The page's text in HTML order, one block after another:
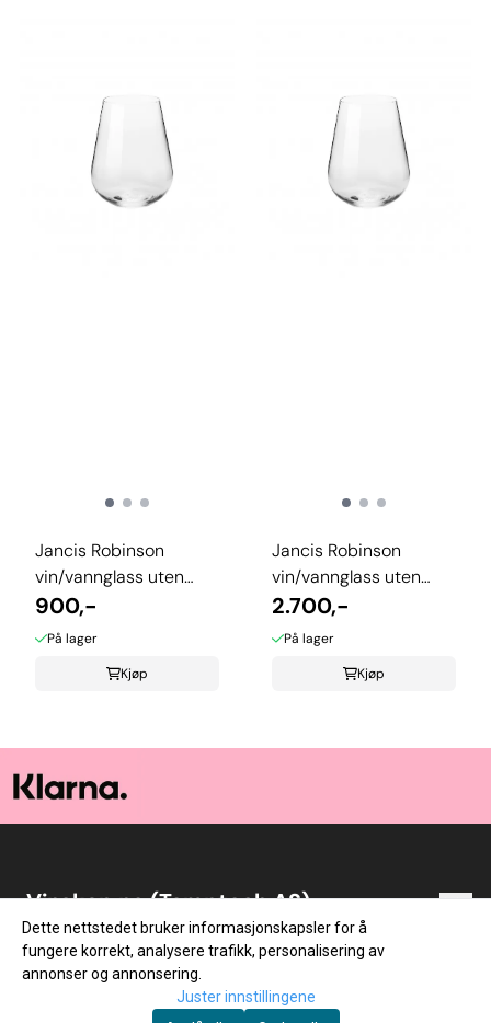
Jancis Robinson
vin/vannglass uten
stett 2-pk.
900,-
På lager
Kjøp
Jancis Robinson
vin/vannglass uten
stett 6-pk
2.700,-
På lager
Kjøp
Vinskap.no (Temptech AS)
Vinskap.no er en norsk nettbutikk med vin som
lidenskap! Vi startet med netthandel i 2014. Lageret
vårt ligger i Vestfold, og vi sender ut varer alle
hverdager. Du kan beregne 1-3 virkedagers
Snarveier
Blogg
Om oss
Vinskap.no (Temptech AS)
Dette nettstedet bruker informasjonskapsler for å
fungere korrekt, analysere trafikk, personalisering av
annonser og annonsering.
Juster innstillingene